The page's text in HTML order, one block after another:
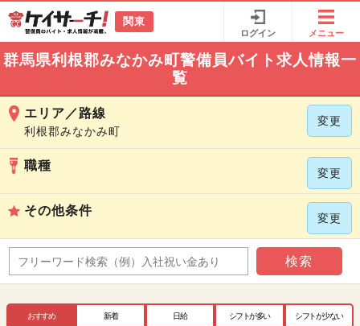
関東
ログイン メニュー
群馬県利根郡みなかみ町警備員バイト求人情報一
覧
エリア／路線
利根郡みなかみ町
変更
職種
変更
その他条件
変更
検索
おすすめ 新着 日給 シフトが多い シフトが少ない